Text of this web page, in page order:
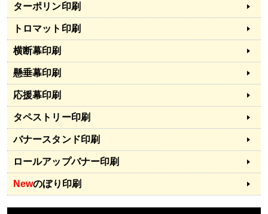
ターポリン印刷
トロマット印刷
横断幕印刷
懸垂幕印刷
応援幕印刷
タペストリー印刷
バナースタンド印刷
ロールアップバナー印刷
Newのぼり印刷